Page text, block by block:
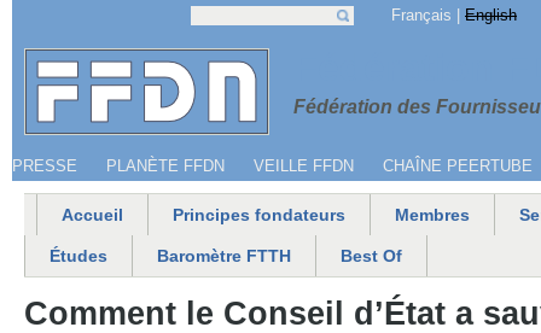
Jump to navigation
Fédération des
Menu secondaire
PRESSE PLANÈTE FFDN VEILLE FFDN CHAÎNE PEERTUBE
Français English
Menu principal
Accueil Principes fondateurs Membres
Études Baromètre FTTH Best Of
Comment le Conseil d’État a